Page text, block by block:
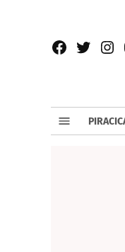
Facebook
Twitter